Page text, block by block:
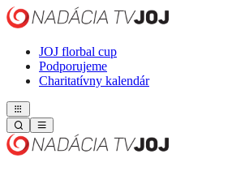
JOJ florbal cup
Podporujeme
Charitatívny kalendár